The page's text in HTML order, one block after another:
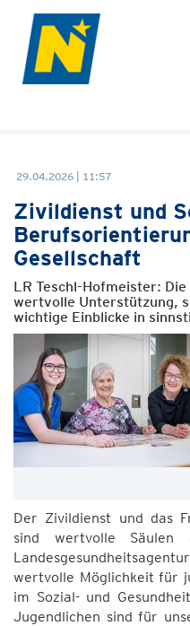
29.04.2026 | 11:57
Zivildienst und
Gesellschaft
LR Teschl-Hofmeister:
wertvolle Unterstützung,
wichtige Einblicke in
Der Zivildienst und das
sind wertvolle Säulen
wertvolle Möglichkeit für
im Sozial- und
Jugendlichen sind für